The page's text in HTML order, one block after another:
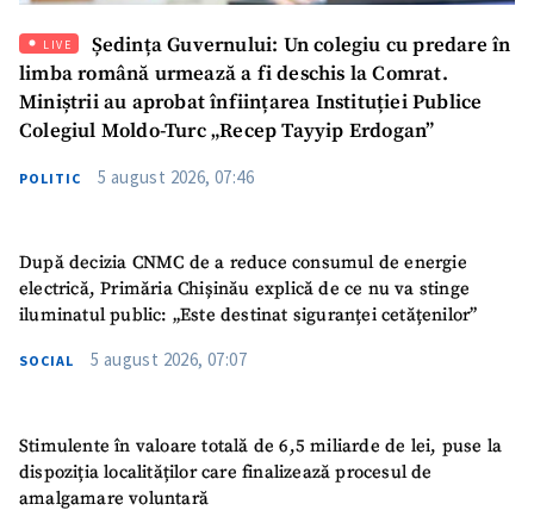
LIVE
Ședința Guvernului: Un colegiu cu predare în
limba română urmează a fi deschis la Comrat.
Miniștrii au aprobat înființarea Instituției Publice
Colegiul Moldo-Turc „Recep Tayyip Erdogan”
POLITIC 5 august 2026, 07:46
După decizia CNMC de a reduce consumul de energie
electrică, Primăria Chișinău explică de ce nu va stinge
iluminatul public: „Este destinat siguranței cetățenilor”
SOCIAL 5 august 2026, 07:07
Stimulente în valoare totală de 6,5 miliarde de lei, puse la
dispoziția localităților care finalizează procesul de
amalgamare voluntară
Mesajul știrei
+ Mesajul știrei
CONTACT SURSĂ
Sursă anonimă
Email+ Emailul meu
Telefon
+ Telefon personal
acord cupolitica de
confidențialitate.